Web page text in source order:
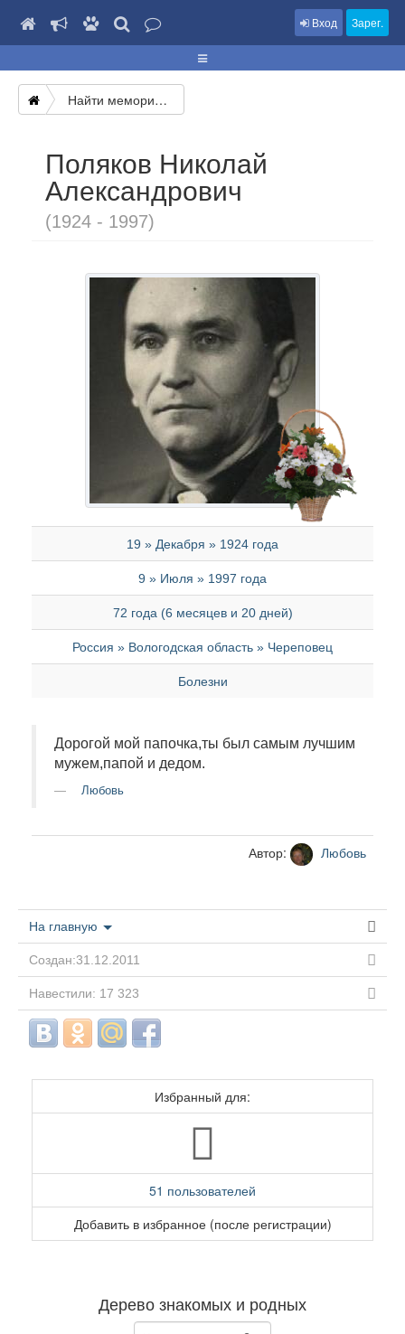
Вход Зарег.
Найти мемориал
Поляков Николай
Александрович
(1924 - 1997)
19 » Декабря » 1924 года
9 » Июля » 1997 года
72 года (6 месяцев и 20 дней)
Россия » Вологодская область » Череповец
Болезни
Дорогой мой папочка,ты был самым лучшим
мужем,папой и дедом.
Любовь
Автор: Любовь
На главную
Создан:31.12.2011
Навестили: 17 323
Избранный для:
51 пользователей
Добавить в избранное (после регистрации)
Дерево знакомых и родных